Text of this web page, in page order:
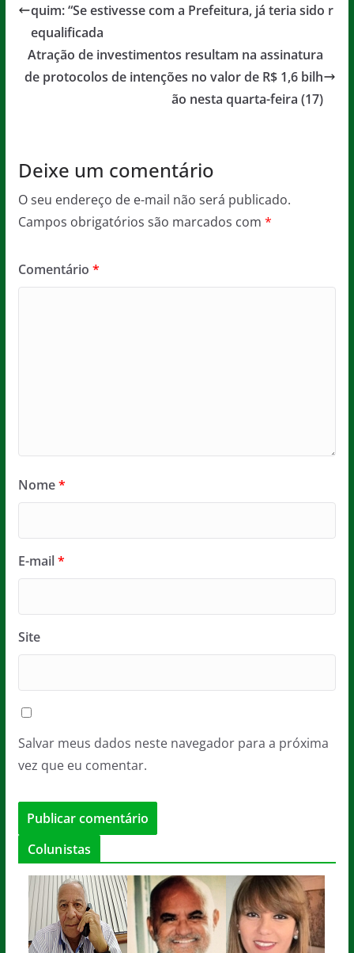
b
o
o
k
A
p
g
quim: “Se estivesse com a Prefeitura, já teria sido r
equalificada
Atração de investimentos resultam na assinatura
de protocolos de intenções no valor de R$ 1,6 bilh
ão nesta quarta-feira (17)
Deixe um comentário
O seu endereço de e-mail não será publicado.
Campos obrigatórios são marcados com *
Comentário *
Nome*
E-mail*
Site
Salvar meus dados neste navegador para a próxima
vez que eu comentar.
Colunistas